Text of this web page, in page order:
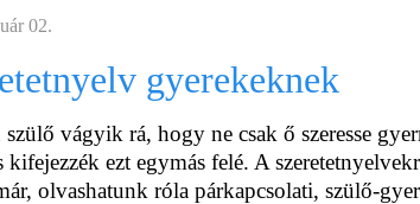
02.
gyerekeknek
vágyik rá, hogy ne csak ő szeresse
kifejezzék ezt egymás felé. A
olvashatunk róla párkapcsolati, szülő-